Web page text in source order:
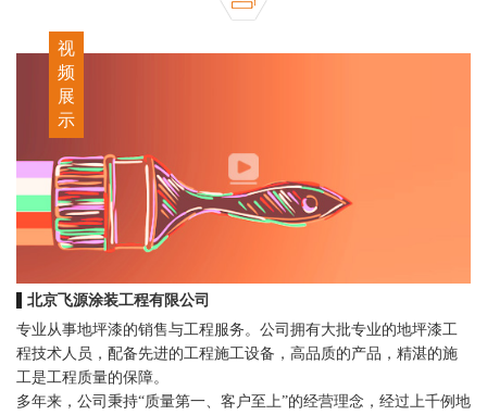
视
频
展
示
北京飞源涂装工程有限公司
专业从事地坪漆的销售与工程服务。公司拥有大批专业的地坪漆工
程技术人员，配备先进的工程施工设备，高品质的产品，精湛的施
工是工程质量的保障。
多年来，公司秉持“质量第一、客户至上”的经营理念，经过上千例地